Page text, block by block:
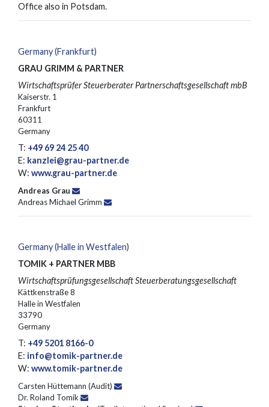
Office also in Potsdam.
Germany (Frankfurt)
GRAU GRIMM & PARTNER
Wirtschaftsprüfer Steuerberater Partnerschaftsgesellschaft mbB
Kaiserstr. 1
Frankfurt
60311
Germany
T: +49 69 24 25 40
E: kanzlei@grau-partner.de
W: www.grau-partner.de
Andreas Grau
Andreas Michael Grimm
Germany (Halle in Westfalen)
TOMIK + PARTNER MBB
Wirtschaftsprüfungsgesellschaft Steuerberatungsgesellschaft
Kättkenstraße 8
Halle in Westfalen
33790
Germany
T: +49 5201 8166-0
E: info@tomik-partner.de
W: www.tomik-partner.de
Carsten Hüttemann (Audit)
Dr. Roland Tomik